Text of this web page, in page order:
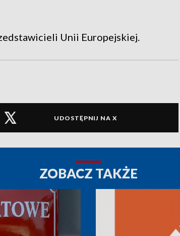
Unii Europejskiej.
UDOSTĘPNIJ NA X
ZOBACZ TAKŻE